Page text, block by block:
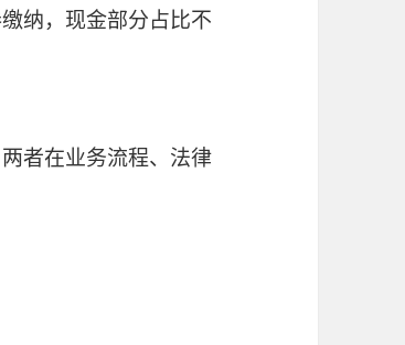
纳，现金部分占比不
者在业务流程、法律